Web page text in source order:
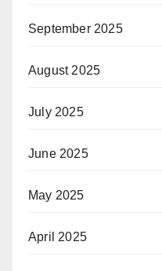
September 2025
August 2025
July 2025
June 2025
May 2025
April 2025